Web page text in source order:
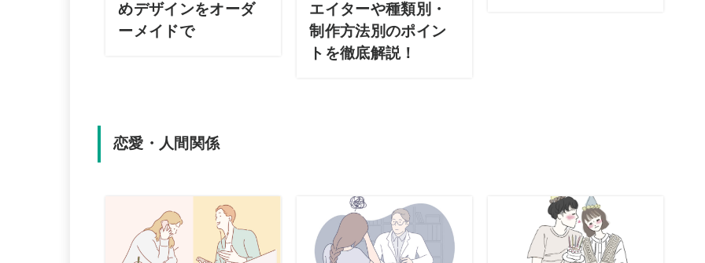
めデザインをオーダ
ーメイドで
エイターや種類別・
制作方法別のポイン
トを徹底解説！
恋愛・人間関係